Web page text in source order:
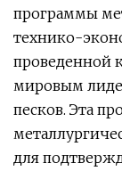
программы
технико-
проведенной
мировым
песков. Эта
для